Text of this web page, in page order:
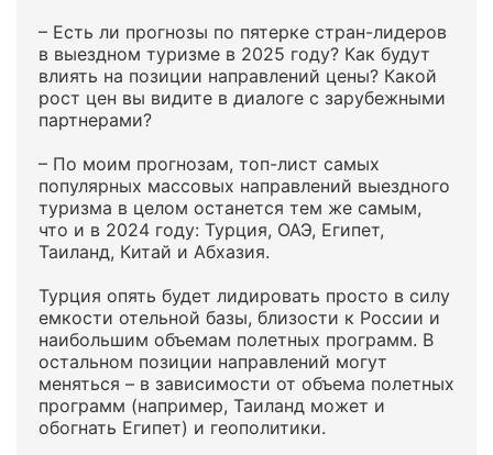
– Есть ли прогнозы по пятерке стран-лидеров
в выездном туризме в 2025 году? Как будут
влиять на позиции направлений цены? Какой
рост цен вы видите в диалоге с зарубежными
партнерами?
– По моим прогнозам, топ-лист самых
популярных массовых направлений выездного
туризма в целом останется тем же самым,
что и в 2024 году: Турция, ОАЭ, Египет,
Таиланд, Китай и Абхазия.
Турция опять будет лидировать просто в силу
емкости отельной базы, близости к России и
наибольшим объемам полетных программ. В
остальном позиции направлений могут
меняться – в зависимости от объема полетных
программ (например, Таиланд может и
обогнать Египет) и геополитики.